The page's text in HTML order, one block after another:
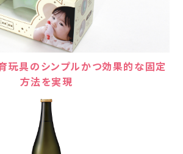
玩具のシンプルかつ効果的な固定
方法を実現